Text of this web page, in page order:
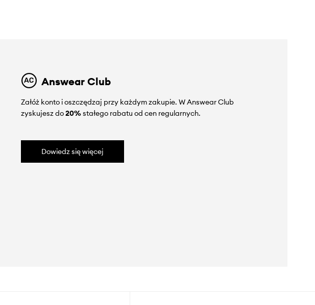
Answear Club
Załóż konto i oszczędzaj przy każdym zakupie. W Answear Club
zyskujesz do20%stałego rabatu od cen regularnych.
Dowiedz się więcej